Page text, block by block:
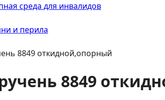
среда для инвалидов
и перила
8849 откидной,опорный
8849